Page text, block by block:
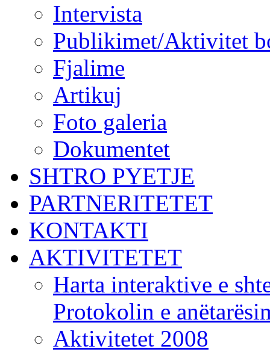
Intervista
Publikimet/Aktivitet
Fjalime
Artikuj
Foto galeria
Dokumentet
SHTRO PYETJE
PARTNERITETET
KONTAKTI
AKTIVITETET
Harta interaktive e
Protokolin e
Aktivitetet 2008